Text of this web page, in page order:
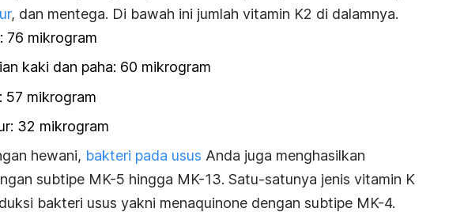
, dan mentega. Di bawah ini jumlah vitamin K2 di dalamnya.
76 mikrogram
kaki dan paha: 60 mikrogram
57 mikrogram
32 mikrogram
hewani, bakteri pada usus Anda juga menghasilkan
subtipe MK-5 hingga MK-13. Satu-satunya jenis vitamin K
bakteri usus yakni menaquinone dengan subtipe MK-4.